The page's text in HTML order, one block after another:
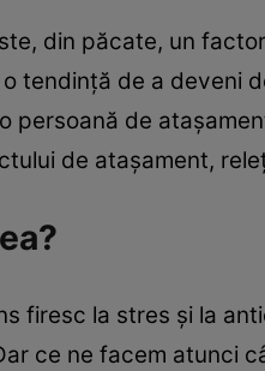
din păcate, un
tendință de a deveni
persoană de
de atașament,
firesc la stres și la
ce ne facem atunci